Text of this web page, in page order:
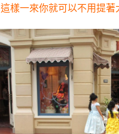
這樣一來你就可以不用提著